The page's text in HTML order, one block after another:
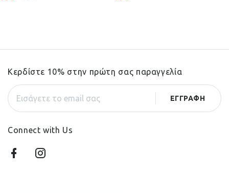
Κερδίστε 10% στην πρώτη σας παραγγελία
Connect with Us